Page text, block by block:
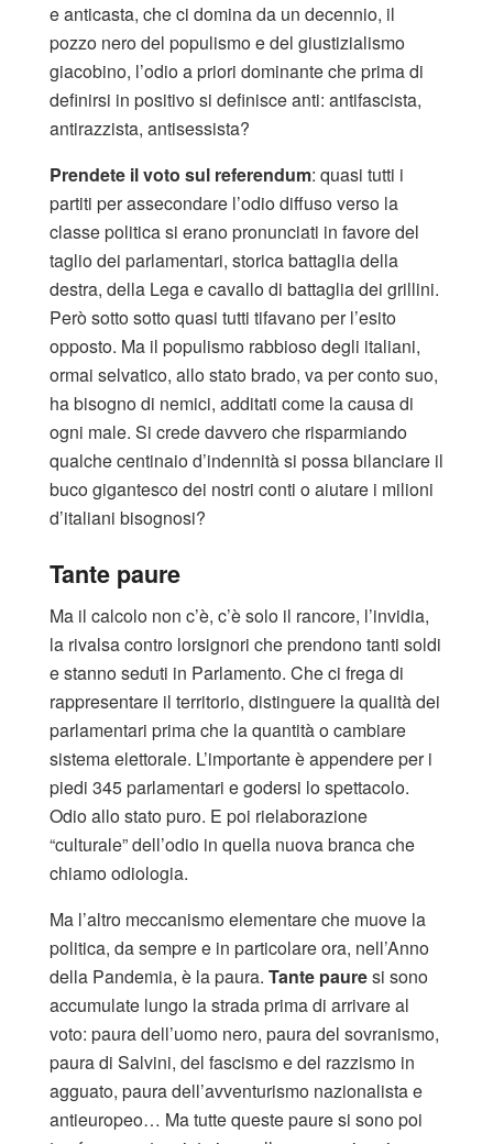
e anticasta, che ci domina da un decennio, il
pozzo nero del populismo e del giustizialismo
giacobino, l’odio a priori dominante che prima di
definirsi in positivo si definisce anti: antifascista,
antirazzista, antisessista?
Prendete il voto sul referendum: quasi tutti i
partiti per assecondare l’odio diffuso verso la
classe politica si erano pronunciati in favore del
taglio dei parlamentari, storica battaglia della
destra, della Lega e cavallo di battaglia dei grillini.
Però sotto sotto quasi tutti tifavano per l’esito
opposto. Ma il populismo rabbioso degli italiani,
ormai selvatico, allo stato brado, va per conto suo,
ha bisogno di nemici, additati come la causa di
ogni male. Si crede davvero che risparmiando
qualche centinaio d’indennità si possa bilanciare il
buco gigantesco dei nostri conti o aiutare i milioni
d’italiani bisognosi?
Tante paure
Ma il calcolo non c’è, c’è solo il rancore, l’invidia,
la rivalsa contro lorsignori che prendono tanti soldi
e stanno seduti in Parlamento. Che ci frega di
rappresentare il territorio, distinguere la qualità dei
parlamentari prima che la quantità o cambiare
sistema elettorale. L’importante è appendere per i
piedi 345 parlamentari e godersi lo spettacolo.
Odio allo stato puro. E poi rielaborazione
“culturale” dell’odio in quella nuova branca che
chiamo odiologia.
Ma l’altro meccanismo elementare che muove la
politica, da sempre e in particolare ora, nell’Anno
della Pandemia, è la paura. Tante pauresi sono
accumulate lungo la strada prima di arrivare al
voto: paura dell’uomo nero, paura del sovranismo,
paura di Salvini, del fascismo e del razzismo in
agguato, paura dell’avventurismo nazionalista e
antieuropeo… Ma tutte queste paure si sono poi